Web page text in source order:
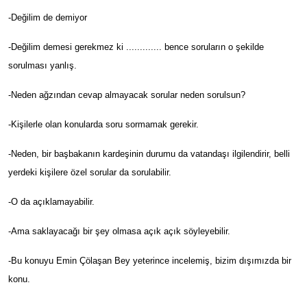
-Değilim de demiyor
-Değilim demesi gerekmez ki ............. bence soruların o şekilde
sorulması yanlış.
-Neden ağzından cevap almayacak sorular neden sorulsun?
-Kişilerle olan konularda soru sormamak gerekir.
-Neden, bir başbakanın kardeşinin durumu da vatandaşı ilgilendirir, belli
yerdeki kişilere özel sorular da sorulabilir.
-O da açıklamayabilir.
-Ama saklayacağı bir şey olmasa açık açık söyleyebilir.
-Bu konuyu Emin Çölaşan Bey yeterince incelemiş, bizim dışımızda bir
konu.